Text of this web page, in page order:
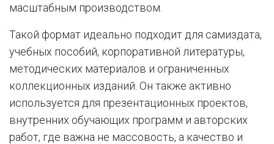
масштабным производством.
Такой формат идеально подходит для самиздата,
учебных пособий, корпоративной литературы,
методических материалов и ограниченных
коллекционных изданий. Он также активно
используется для презентационных проектов,
внутренних обучающих программ и авторских
работ, где важна не массовость, а качество и